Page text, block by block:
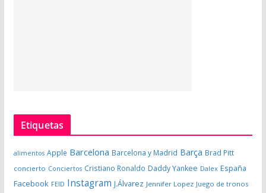
Etiquetas
alimentos Apple Barcelona Barcelona y Madrid Barça Brad Pitt
concierto Conciertos Cristiano Ronaldo Daddy Yankee Dalex España
Facebook FEID Instagram J.Álvarez Jennifer Lopez Juego de tronos